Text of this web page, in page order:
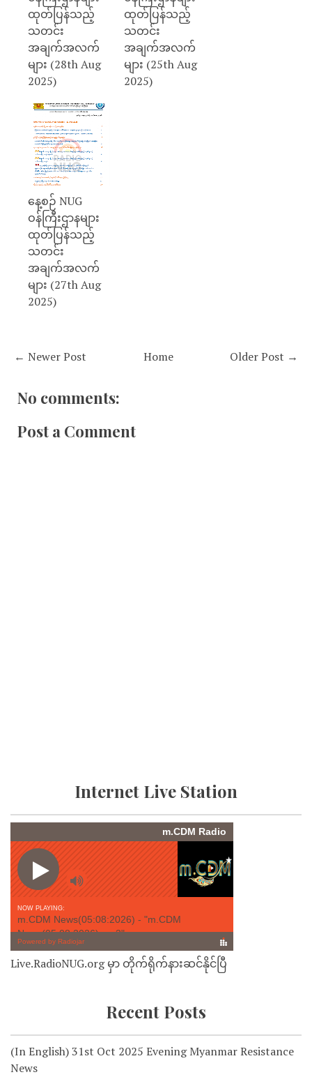
ထုတ်ပြန်သည့်
သတင်း
အချက်အလက်
များ (28th Aug
2025)
ထုတ်ပြန်သည့်
သတင်း
အချက်အလက်
များ (25th Aug
2025)
နေ့စဉ် NUG
ဝန်ကြီးဌာနများ
ထုတ်ပြန်သည့်
သတင်း
အချက်အလက်
များ (27th Aug
2025)
← Newer Post Older Post →
Home
No comments:
Post a Comment
Internet Live Station
Live.RadioNUG.org မှာ တိုက်ရိုက်နားဆင်နိုင်ပြီ
Recent Posts
(In English) 31st Oct 2025 Evening Myanmar Resistance
News